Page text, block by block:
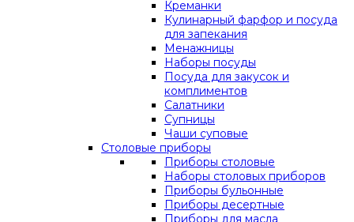
Креманки
Кулинарный фарфор и посуда
для запекания
Менажницы
Наборы посуды
Посуда для закусок и
комплиментов
Салатники
Супницы
Чаши суповые
Столовые приборы
Приборы столовые
Наборы столовых приборов
Приборы бульонные
Приборы десертные
Приборы для масла